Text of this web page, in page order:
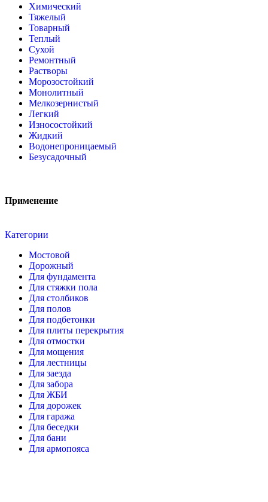
Химический
Тяжелый
Товарный
Теплый
Сухой
Ремонтный
Растворы
Морозостойкий
Монолитный
Мелкозернистый
Легкий
Износостойкий
Жидкий
Водонепроницаемый
Безусадочный
Применение
Категории
Мостовой
Дорожный
Для фундамента
Для стяжки пола
Для столбиков
Для полов
Для подбетонки
Для плиты перекрытия
Для отмостки
Для мощения
Для лестницы
Для заезда
Для забора
Для ЖБИ
Для дорожек
Для гаража
Для беседки
Для бани
Для армопояса